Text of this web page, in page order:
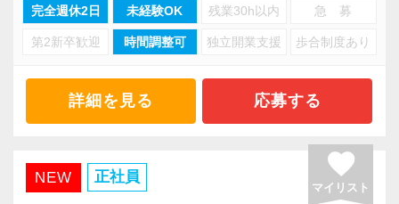
業務時間中に閲覧できる研修動画を多数用意！
同じ業務を行うスタッフも近くにおり、わから
います！
業務でわからないことは、その都度担当者に確
認できる体制を整えています。
ど、スキルに合わせてお仕事を広げていくこと
もできます。
「少しずつ覚えていきたい」「まずはできるこ
とから始めたい」そんな気持ちを大切にしてい
完全週休2日 未経験OK 残業30h以内 急 募
第2新卒歓迎 時間調整可 独立開業支援 歩合制度あり
詳細を見る 応募する
NEW 正社員 favorite
マイリスト